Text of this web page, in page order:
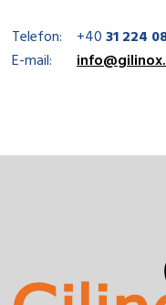
Telefon: +4031 224
E-mail: